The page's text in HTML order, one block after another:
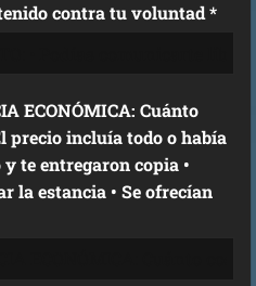
contra tu voluntad *
ECONÓMICA: Cuánto
te entregaron copia •
la estancia • Se ofrecían